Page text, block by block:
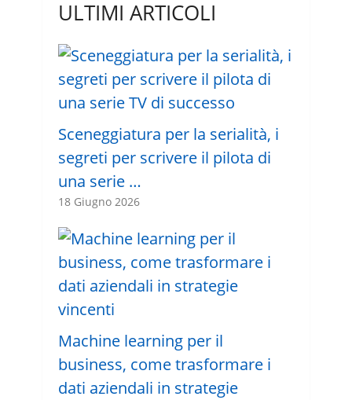
ULTIMI ARTICOLI
Sceneggiatura per la serialità, i
segreti per scrivere il pilota di
una serie …
18 Giugno 2026
Machine learning per il
business, come trasformare i
dati aziendali in strategie